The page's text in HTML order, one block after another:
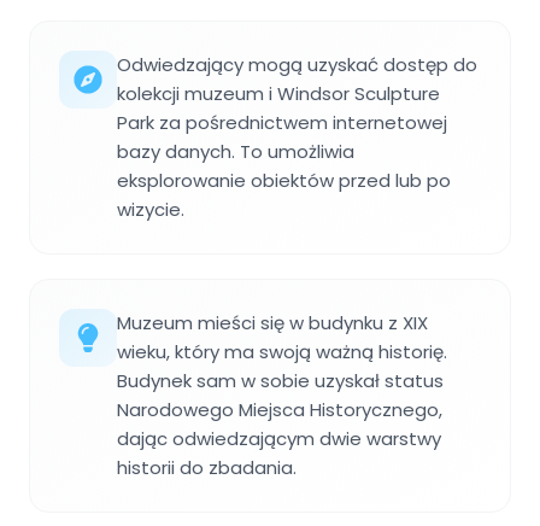
Odwiedzający mogą uzyskać dostęp do
kolekcji muzeum i Windsor Sculpture
Park za pośrednictwem internetowej
bazy danych. To umożliwia
eksplorowanie obiektów przed lub po
wizycie.
Muzeum mieści się w budynku z XIX
wieku, który ma swoją ważną historię.
Budynek sam w sobie uzyskał status
Narodowego Miejsca Historycznego,
dając odwiedzającym dwie warstwy
historii do zbadania.